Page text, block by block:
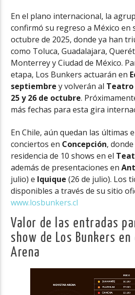
En el plano internacional, la
confirmó su regreso a México en
octubre de 2025, donde ya han
como Toluca, Guadalajara,
Monterrey y Ciudad de México.
etapa, Los Bunkers actuarán en
septiembre y volverán al
25 y 26 de octubre.
más fechas para esta gira
En Chile, aún quedan las últimas
conciertos en Concepción,
residencia de 10 shows en el
además de presentaciones en
julio) e Iquique (26 de julio). Los
disponibles a través de su sitio
www.losbunkers.cl
Valor de las entradas
show de Los Bunkers
Arena